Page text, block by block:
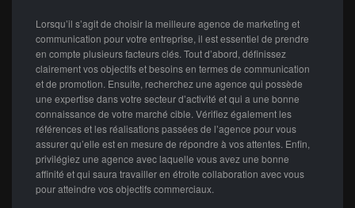
Lorsqu’il s’agit de choisir la meilleure agence de marketing et
communication pour votre entreprise, il est essentiel de prendre
en compte plusieurs facteurs clés. Tout d’abord, définissez
clairement vos objectifs et besoins en termes de communication
et de promotion. Ensuite, recherchez une agence qui possède
une expertise dans votre secteur d’activité et qui a une bonne
connaissance de votre marché cible. Vérifiez également les
références et les réalisations passées de l’agence pour vous
assurer qu’elle est en mesure de répondre à vos attentes. Enfin,
privilégiez une agence avec laquelle vous avez une bonne
affinité et qui saura travailler en étroite collaboration avec vous
pour atteindre vos objectifs commerciaux.